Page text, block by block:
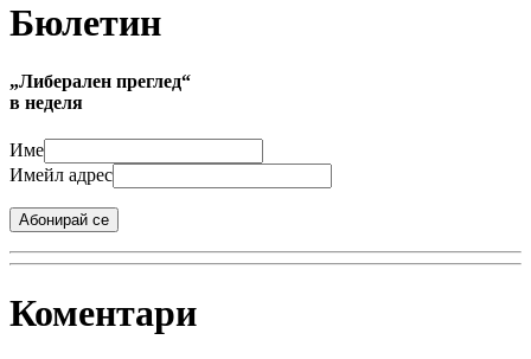
Бюлетин
„Либерален преглед“
в неделя
Име
Имейл адрес
Абонирай се
Коментари